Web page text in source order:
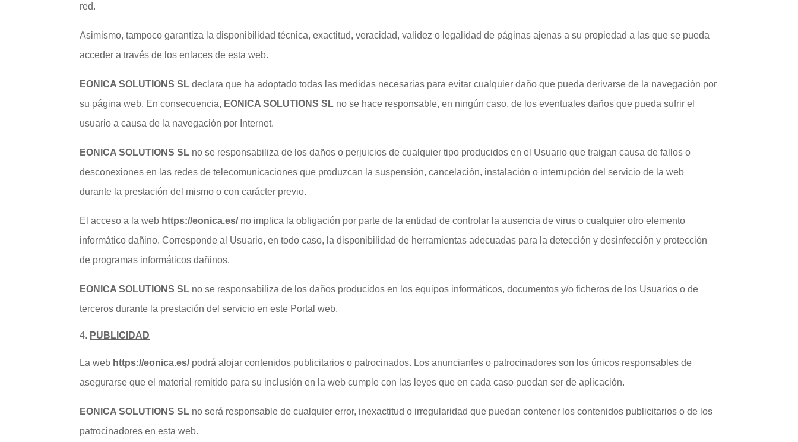
red.
Asimismo, tampoco garantiza la disponibilidad técnica, exactitud, veracidad, validez o legalidad de páginas ajenas a su propiedad a las que se pueda
acceder a través de los enlaces de esta web.
EONICA SOLUTIONS SL declara que ha adoptado todas las medidas necesarias para evitar cualquier daño que pueda derivarse de la navegación por
su página web. En consecuencia, EONICA SOLUTIONS SL no se hace responsable, en ningún caso, de los eventuales daños que pueda sufrir el
usuario a causa de la navegación por Internet.
EONICA SOLUTIONS SL no se responsabiliza de los daños o perjuicios de cualquier tipo producidos en el Usuario que traigan causa de fallos o
desconexiones en las redes de telecomunicaciones que produzcan la suspensión, cancelación, instalación o interrupción del servicio de la web
durante la prestación del mismo o con carácter previo.
El acceso a la web https://eonica.es/no implica la obligación por parte de la entidad de controlar la ausencia de virus o cualquier otro elemento
informático dañino. Corresponde al Usuario, en todo caso, la disponibilidad de herramientas adecuadas para la detección y desinfección y protección
de programas informáticos dañinos.
EONICA SOLUTIONS SL no se responsabiliza de los daños producidos en los equipos informáticos, documentos y/o ficheros de los Usuarios o de
terceros durante la prestación del servicio en este Portal web.
PUBLICIDAD
La web https://eonica.es/podrá alojar contenidos publicitarios o patrocinados. Los anunciantes o patrocinadores son los únicos responsables de
asegurarse que el material remitido para su inclusión en la web cumple con las leyes que en cada caso puedan ser de aplicación.
EONICA SOLUTIONS SL no será responsable de cualquier error, inexactitud o irregularidad que puedan contener los contenidos publicitarios o de los
patrocinadores en esta web.